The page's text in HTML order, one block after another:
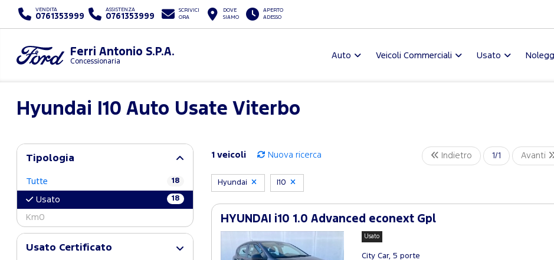
VENDITA
0761353999
ASSISTENZA
0761353999
SCRIVICI
ORA
DOVE
SIAMO
APERTO
ADESSO
Ferri Antonio S.P.A.
Concessionaria
Auto Veicoli Commerciali Usato
Hyundai I10 Auto Usate Viterbo
Tipologia
Tutte 18
Usato 18
Km0
Usato Certificato
1 veicoli Nuova ricerca Indietro 1/1 Avanti
Hyundai I10
HYUNDAI i10 1.0 Advanced econext Gpl
Usato
City Car, 5 porte